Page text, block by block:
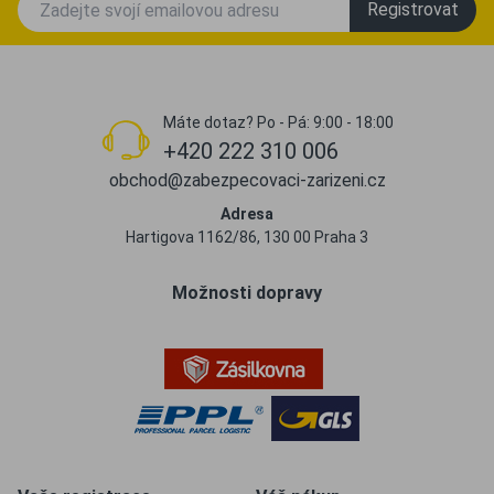
Registrovat
Máte dotaz? Po - Pá: 9:00 - 18:00
+420 222 310 006
obchod@zabezpecovaci-zarizeni.cz
Adresa
Hartigova 1162/86, 130 00 Praha 3
Možnosti dopravy